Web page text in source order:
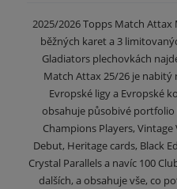
2025/2026 Topps Match Attax
běžných karet a 3
Gladiators plechovkách
Match Attax 25/26 je nabitý
Evropské ligy a Evropské
obsahuje působivé
Champions Players,
Debut, Heritage cards, Black
Crystal Parallels a navíc 100
dalších, a obsahuje vše, co